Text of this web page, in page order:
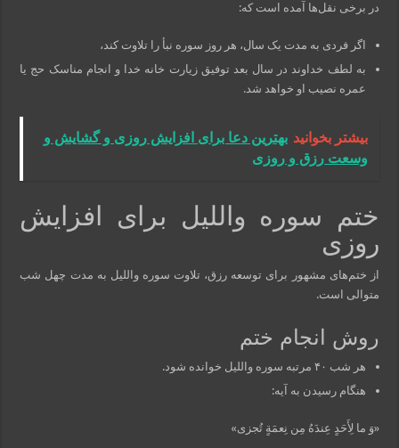
در برخی نقل‌ها آمده است که:
اگر فردی به مدت یک سال، هر روز سوره نبأ را تلاوت کند،
به لطف خداوند در سال بعد توفیق زیارت خانه خدا و انجام مناسک حج یا
عمره نصیب او خواهد شد.
بیشتر بخوانید بهترین دعا برای افزایش روزی و گشایش و
وسعت رزق و روزی
ختم سوره واللیل برای افزایش
روزی
از ختم‌های مشهور برای توسعه رزق، تلاوت سوره واللیل به مدت چهل شب
متوالی است.
روش انجام ختم
هر شب ۴۰ مرتبه سوره واللیل خوانده شود.
هنگام رسیدن به آیه:
«وَ ما لِأَحَدٍ عِندَهُ مِن نِعمَةٍ تُجزى»